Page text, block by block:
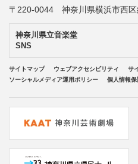
〒220-0044 神奈川県横浜市西区
神奈川県立音楽堂
SNS
サイトマップ ウェブアクセシビリティ
サ
ソーシャルメディア運用ポリシー
個人情報保